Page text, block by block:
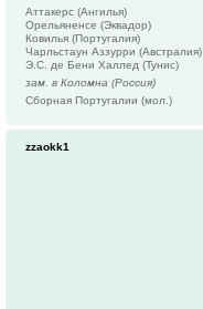
Аттакерс (Ангилья)
Орельяненсе (Эквадор)
Ковилья (Португалия)
Чарльстаун Аззурри (Австралия)
Э.С. де Бени Халлед (Тунис)
зам. в Коломна (Россия)
Сборная Португалии (мол.)
zzaokk1